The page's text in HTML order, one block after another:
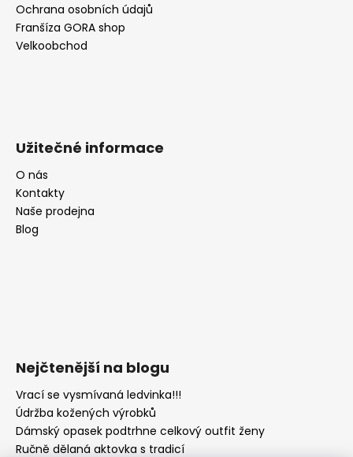
Ochrana osobních údajů
Franšíza GORA shop
Velkoobchod
Užitečné informace
O nás
Kontakty
Naše prodejna
Blog
Nejčtenější na blogu
Vrací se vysmívaná ledvinka!!!
Údržba kožených výrobků
Dámský opasek podtrhne celkový outfit ženy
Ručně dělaná aktovka s tradicí